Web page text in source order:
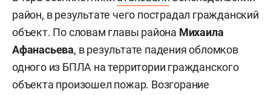
район, в результате чего пострадал гражданский
объект. По словам главы района Михаила
Афанасьева, в результате падения обломков
одного из БПЛА на территории гражданского
объекта произошел пожар. Возгорание